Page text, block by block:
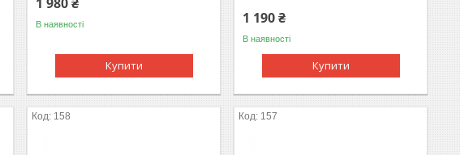
В наявності
Купити
1 190 ₴
В наявності
Купити
158 157